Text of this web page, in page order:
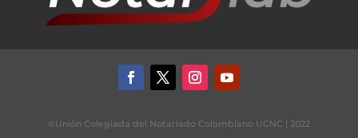
©Unión Colegiada del Notariado Colombiano UCNC | 2022